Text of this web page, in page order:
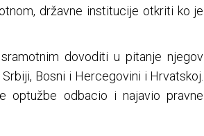
državne institucije otkriti ko je
dovoditi u pitanje njegov
Bosni i Hercegovini i Hrvatskoj.
optužbe odbacio i najavio pravne